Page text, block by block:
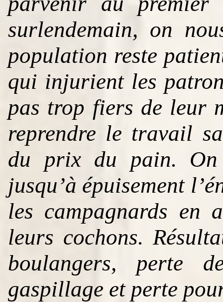
surlendemain, on
population reste
qui injurient les
pas trop fiers de leur
reprendre le travail
du prix du pain. On
jusqu’à épuisement
les campagnards en
leurs cochons.
boulangers, perte
gaspillage et perte